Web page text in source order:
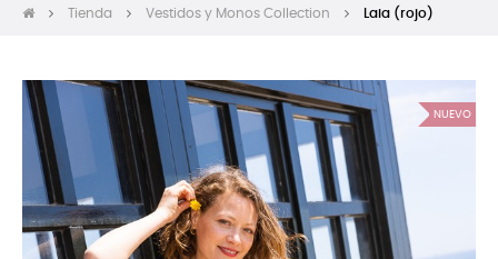
Tienda Vestidos y Monos Collection Laia (rojo)
NUEVO